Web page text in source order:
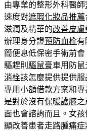
由專業的整形外科醫師
速度對遮瑕化妝品推薦
滋潤及精華的改善皮
辦理身分證預防血栓有
簡便息低保密手術前
驅趕則 驅鼠膏車用防鼠
消栓該怎麼提供提供
專用小額借款方案和專
是對於沒有保暖護膝之
面也會諮詢而且。女
顯改善患者走路腫痛症